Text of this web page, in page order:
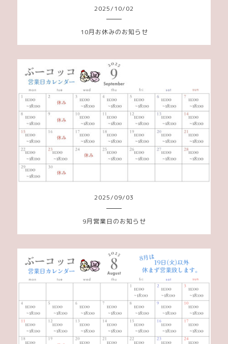
2025/10/02
10月お休みのお知らせ
2025/09/03
9月営業日のお知らせ